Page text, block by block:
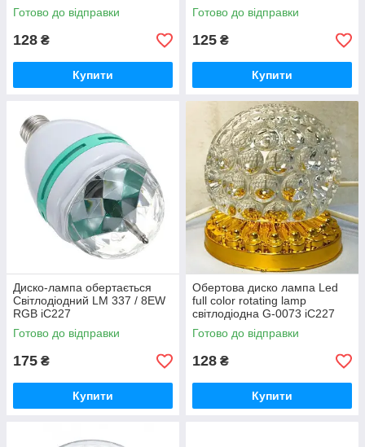
Готово до відправки
128 ₴
Купити
Готово до відправки
125 ₴
Купити
Диско-лампа обертається
Світлодіодний LM 337 / 8EW
RGB iC227
Готово до відправки
175 ₴
Купити
Обертова диско лампа Led
full color rotating lamp
світлодіодна G-0073 iC227
Готово до відправки
128 ₴
Купити